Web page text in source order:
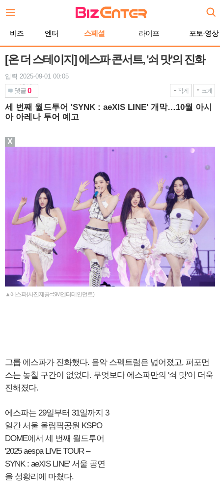
문
기
비즈 엔터 스페셜 라이프 포토·영상
[온 더 스테이지] 에스파 콘서트, '쇠 맛'의 진화
입력 2025-09-01 00:05
댓글 0 작게 크게
세 번째 월드투어 'SYNK : aeXIS LINE' 개막…10월 아시
아 아레나 투어 예고
▲에스파(사진제공=SM엔터테인먼트)
그룹 에스파가 진화했다. 음악 스펙트럼은 넓어졌고, 퍼포먼
스는 놓칠 구간이 없었다. 무엇보다 에스파만의 '쇠 맛'이 더욱
진해졌다.
에스파는 29일부터 31일까지 3
일간 서울 올림픽공원 KSPO
DOME에서 세 번째 월드투어
'2025 aespa LIVE TOUR –
SYNK : aeXIS LINE' 서울 공연
을 성황리에 마쳤다.
X